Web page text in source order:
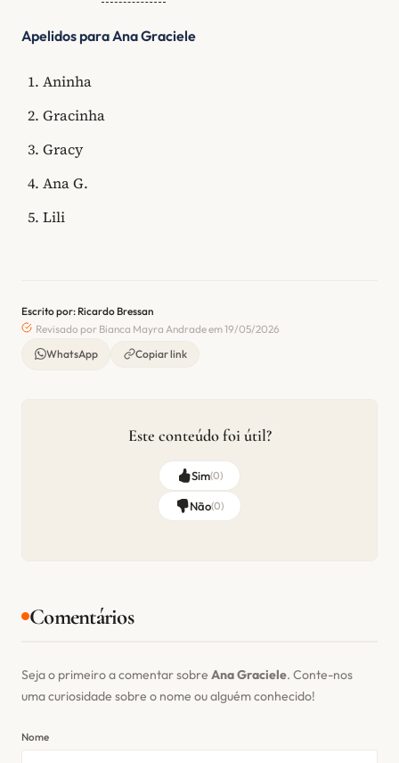
Apelidos para Ana Graciele
Aninha
Gracinha
Gracy
Ana G.
Lili
Escrito por: Ricardo Bressan
Revisado por Bianca Mayra Andrade em 19/05/2026
WhatsApp
Copiar link
Este conteúdo foi útil?
Sim(0)
Não(0)
Comentários
Seja o primeiro a comentar sobre Ana Graciele. Conte-nos
uma curiosidade sobre o nome ou alguém conhecido!
Nome